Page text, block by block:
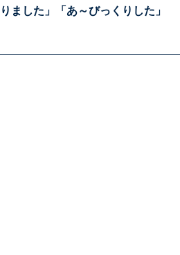
ました」「あ～びっくりした」